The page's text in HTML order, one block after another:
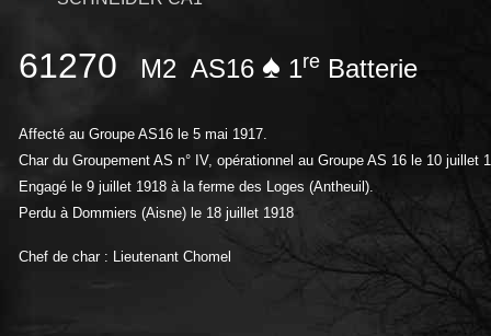
61270 M2 AS16 ♠ 1re Batterie
Affecté au Groupe AS16 le 5 mai 1917.
Char du Groupement AS n° IV, opérationnel au Groupe AS 16 le 10 juillet
Engagé le 9 juillet 1918 à la ferme des Loges (Antheuil).
Perdu à Dommiers (Aisne) le 18 juillet 1918
Chef de char : Lieutenant Chomel